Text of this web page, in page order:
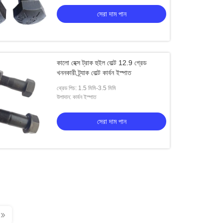
সেরা দাম পান
কালো হেক্স ট্রাক হুইল বোল্ট 12.9 গ্রেড
খননকারী ট্র্যাক বোল্ট কার্বন ইস্পাত
থ্রেড পিচ: 1.5 মিমি-3.5 মিমি
উপাদান: কার্বন ইস্পাত
সেরা দাম পান